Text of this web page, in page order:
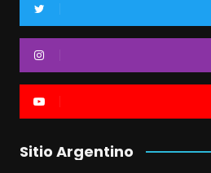
Sitio Argentino